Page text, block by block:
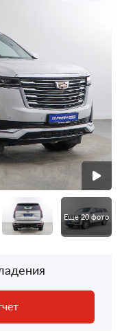
Еще 20 фото